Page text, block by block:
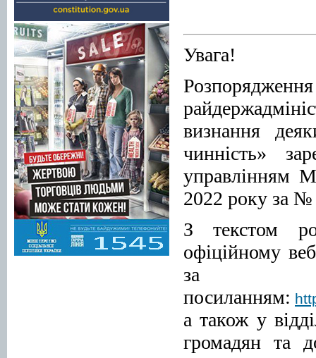
Увага!
визнання
чинність»
управлінням
2022 року за
З текстом
офіційному
за
посиланням:
а також у
громадян та